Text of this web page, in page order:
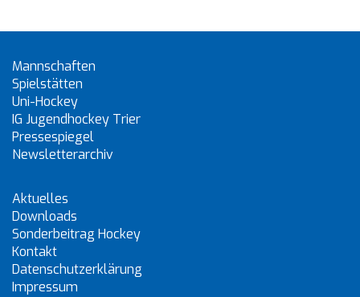
Mannschaften
Spielstätten
Uni-Hockey
IG Jugendhockey Trier
Pressespiegel
Newsletterarchiv
Aktuelles
Downloads
Sonderbeitrag Hockey
Kontakt
Datenschutzerklärung
Impressum